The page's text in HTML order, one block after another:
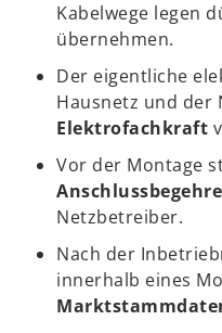
Kabelwege legen
übernehmen.
Der eigentliche
Hausnetz und der
Elektrofachkraft
Vor der Montage
Netzbetreiber.
Nach der
innerhalb eines